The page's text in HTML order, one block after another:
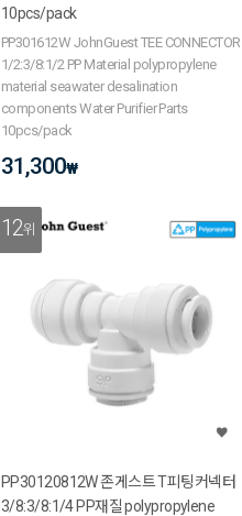
10pcs/pack
PP301612W JohnGuest TEE CONNECTOR
1/2:3/8:1/2 PP Material polypropylene
material seawater desalination
components Water Purifier Parts
10pcs/pack
31,300₩
12위
PP30120812W 존게스트 T피팅커넥터
3/8:3/8:1/4 PP재질 polypropylene